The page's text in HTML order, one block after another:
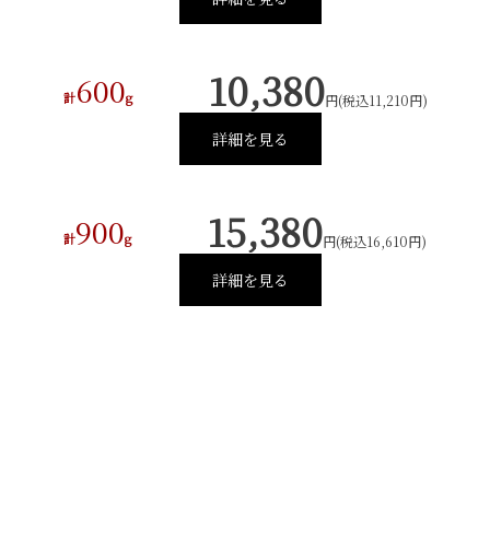
計600g 10,380円(税込11,210円)
詳細を見る
計900g 15,380円(税込16,610円)
詳細を見る